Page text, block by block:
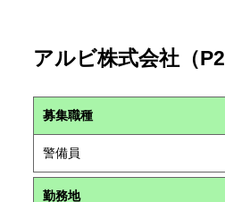
アルビ株式会社（
募集職種
警備員
勤務地